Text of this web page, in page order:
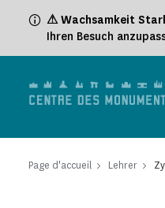
⚠ Wachsamkeit
Ihren Besuch
Page d'accueil Lehrer